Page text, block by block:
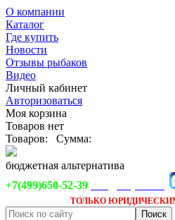
О компании
Каталог
Где купить
Новости
Отзывы рыбаков
Видео
Личный кабинет
Авторизоваться
Моя корзина
Товаров нет
Товаров:
Сумма:
бюджетная альтернатива
+7(499)650-52-39
ТОЛЬКО